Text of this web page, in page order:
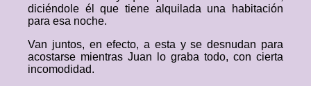
diciéndole él que tiene alquilada una habitación
para esa noche.
Van juntos, en efecto, a esta y se desnudan para
acostarse mientras Juan lo graba todo, con cierta
incomodidad.